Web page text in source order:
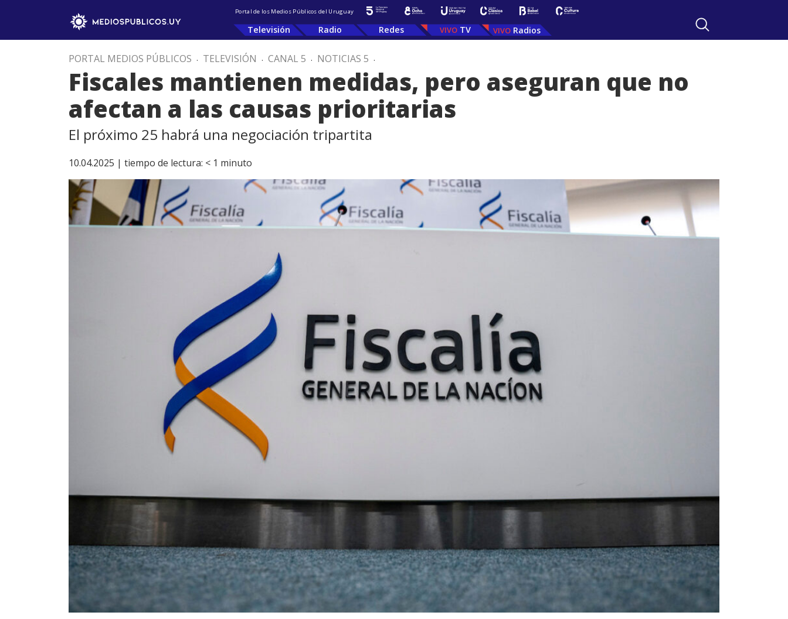
Portal de los Medios Públicos del Uruguay
Televisión Radio Redes TV Radios
PORTAL MEDIOS PÚBLICOS . TELEVISIÓN . CANAL 5 . NOTICIAS 5 .
Fiscales mantienen medidas, pero aseguran que no
afectan a las causas prioritarias
El próximo 25 habrá una negociación tripartita
10.04.2025 | tiempo de lectura: < 1 minuto